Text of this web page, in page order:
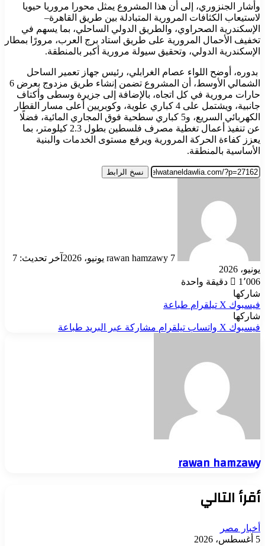
وأشار الجنزوري، إلى أن هذا المشروع يمثل محورا مروريا حيويا
لاستيعاب الكثافات المرورية المتبادلة بين طريق القاهرة–
الإسكندرية الصحراوي، والطريق الدولي الساحلي، بما يسهم في
تخفيف الأحمال المرورية على طريق استاد برج العرب، مرورًا بمطار
الإسكندرية الدولي، وتحقيق سيولة مرورية أكبر بالمنطقة.
بدوره، أوضح اللواء عصام الغرابلي، رئيس جهاز تعمير الساحل
الشمالي الأوسط، أن المشروع تضمن إنشاء طريق مزدوج بعرض 6
حارات مرورية في كل اتجاه، بالإضافة إلى جزيرة وسطى وأكتاف
جانبية، ويشتمل على 4 كباري علوية، وكوبريين أعلى مسار القطار
الكهربائي السريع، و5 كباري سطحية فوق المجاري المائية، فضلًا
عن تنفيذ أعمال تغطية مصرف فلسطين بطول 2.3 كيلومتر، بما
يعزز كفاءة الحركة المرورية ويرفع مستوى الخدمات والبنية
الأساسية بالمنطقة.
نسخ الرابط
rawan hamzawy 7 يونيو، 2026
آخر تحديث: 7
يونيو، 2026
1٬006
دقيقة واحدة
شاركها
فيسبوك ‫X تيلقرام طباعة
شاركها
فيسبوك ‫X واتساب تيلقرام مشاركة عبر البريد طباعة
rawan hamzawy
أقرأ التالي
أخبار مصر
5 أغسطس، 2026